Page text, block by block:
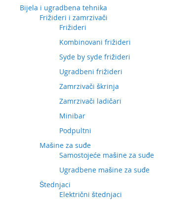
sadržajBijela i ugradbena tehnika
Frižideri i zamrzivači
Frižideri
Kombinovani frižideri
Syde by syde frižideri
Ugradbeni frižideri
Zamrzivači škrinja
Zamrzivači ladičari
Minibar
Podpultni
Mašine za suđe
Samostojeće mašine za suđe
Ugradbene mašine za suđe
Štednjaci
Električni štednjaci